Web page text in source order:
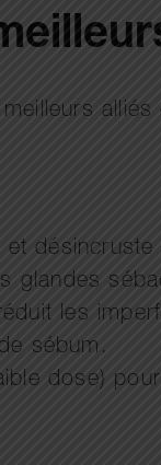
désincruste
glandes
les
sébum.
dose)